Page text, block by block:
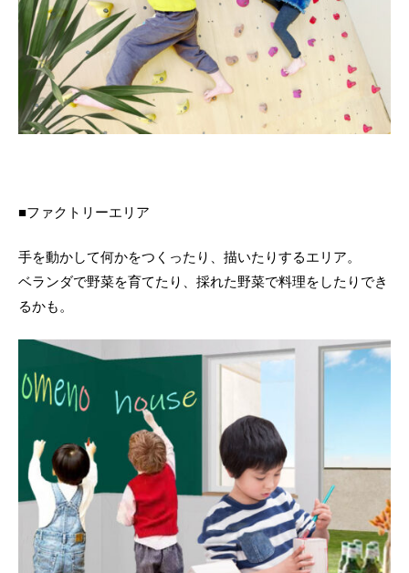
■ファクトリーエリア
手を動かして何かをつくったり、描いたりするエリア。
ベランダで野菜を育てたり、採れた野菜で料理をしたりでき
るかも。